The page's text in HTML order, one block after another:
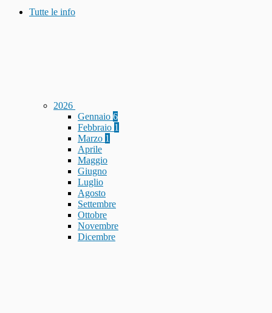
Tutte le info
2026
Gennaio 6
Febbraio 1
Marzo 1
Aprile
Maggio
Giugno
Luglio
Agosto
Settembre
Ottobre
Novembre
Dicembre